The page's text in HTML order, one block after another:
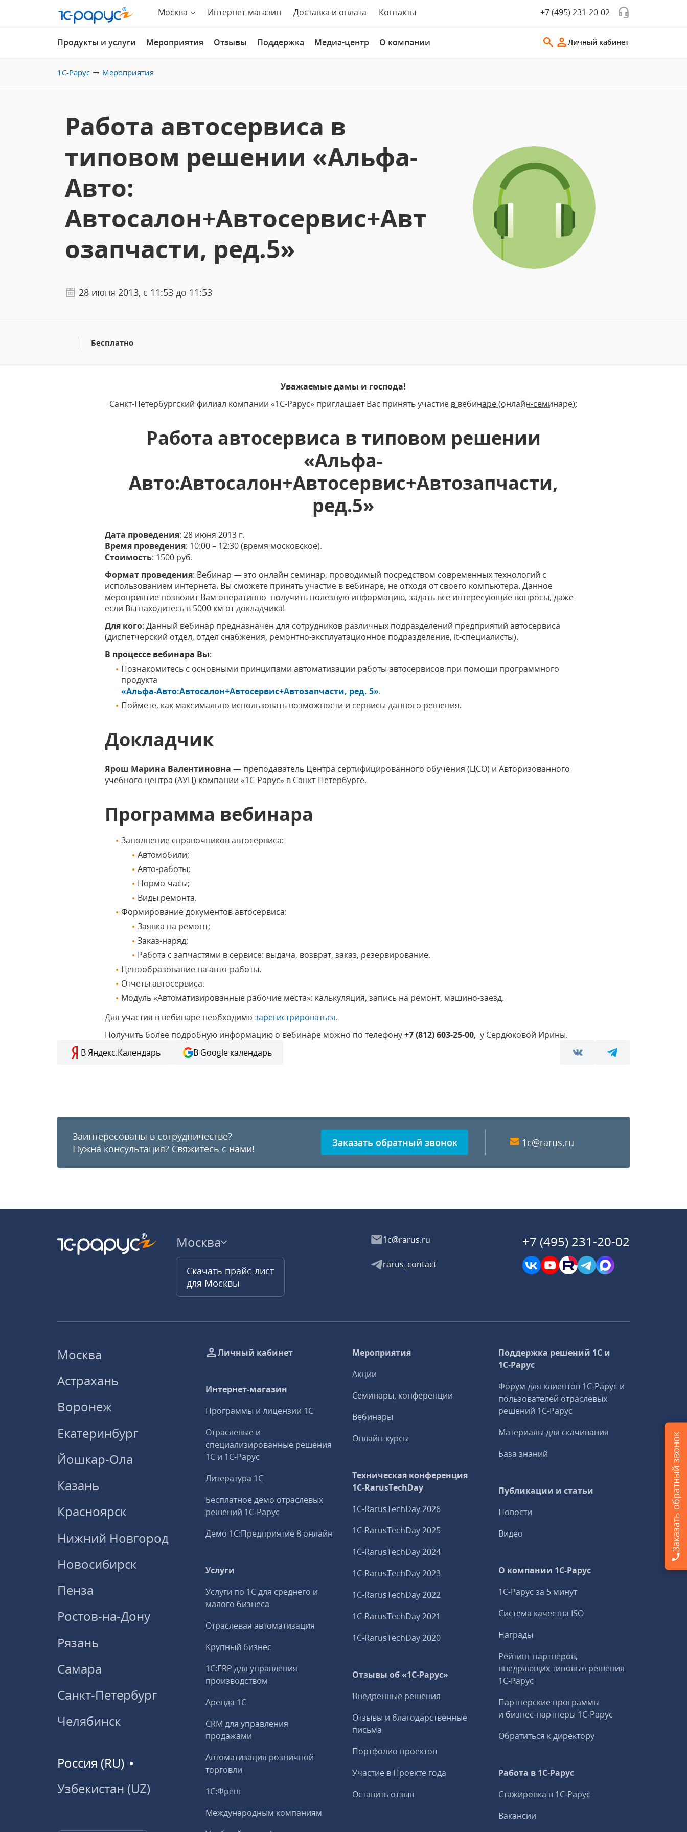
Москва Интернет-магазин Доставка и оплата Контакты +7 (495) 231-20-02
Продукты и услуги Мероприятия Отзывы Поддержка Медиа-центр О компании Личный кабинет
1С-Рарус Мероприятия
Работа автосервиса в
типовом решении «Альфа-
Авто:
Автосалон+Автосервис+Авт
озапчасти, ред.5»
28 июня 2013, с 11:53 до 11:53
Бесплатно
Уважаемые дамы и господа!
Санкт-Петербургский филиал компании «1С-Рарус» приглашает Вас принять участие в вебинаре (онлайн-семинаре):
Работа автосервиса в типовом решении
«Альфа-
Авто:Автосалон+Автосервис+Автозапчасти,
ред.5»
Дата проведения: 28 июня 2013 г.
Время проведения: 10:00– 12:30 (время московское).
Стоимость: 1500 руб.
Формат проведения: Вебинар — это онлайн семинар, проводимый посредством современных технологий с
использованием интернета. Вы сможете принять участие в вебинаре, не отходя от своего компьютера. Данное
мероприятие позволит Вам оперативно получить полезную информацию, задать все интересующие вопросы, даже
если Вы находитесь в 5000 км от докладчика!
Для кого: Данный вебинар предназначен для сотрудников различных подразделений предприятий автосервиса
(диспетчерский отдел, отдел снабжения, ремонтно-эксплуатационное подразделение, it-специалисты).
В процессе вебинара Вы:
Познакомитесь с основными принципами автоматизации работы автосервисов при помощи программного
продукта
«Альфа-Авто:Автосалон+Автосервис+Автозапчасти, ред. 5».
Поймете, как максимально использовать возможности и сервисы данного решения.
Докладчик
Ярош Марина Валентиновна — преподаватель Центра сертифицированного обучения (ЦСО) и Авторизованного
учебного центра (АУЦ) компании «1С-Рарус» в Санкт-Петербурге.
Программа вебинара
Заполнение справочников автосервиса:
Автомобили;
Авто-работы;
Нормо-часы;
Виды ремонта.
Формирование документов автосервиса:
Заявка на ремонт;
Заказ-наряд;
Работа с запчастями в сервисе: выдача, возврат, заказ, резервирование.
Ценообразование на авто-работы.
Отчеты автосервиса.
Модуль «Автоматизированные рабочие места»: калькуляция, запись на ремонт, машино-заезд.
Для участия в вебинаре необходимозарегистрироваться.
Получить более подробную информацию о вебинаре можно по телефону+7 (812) 603-25-00, у Сердюковой Ирины.
В Яндекс.Календарь
В Google календарь
Заинтересованы в сотрудничестве?
Нужна консультация? Свяжитесь с нами! Заказать обратный звонок 1c@rarus.ru
Москва
Скачать прайс-лист
для Москвы
1c@rarus.ru
rarus_contact
+7 (495) 231-20-02
Москва
Астрахань
Воронеж
Екатеринбург
Йошкар-Ола
Казань
Красноярск
Нижний Новгород
Новосибирск
Пенза
Ростов-на-Дону
Рязань
Самара
Санкт-Петербург
Челябинск
Россия (RU)
Узбекистан (UZ)
Личный кабинет
Интернет-магазин
Программы и лицензии 1С
Отраслевые и
специализированные решения
1С и 1С‑Рарус
Литература 1С
Бесплатное демо отраслевых
решений 1С‑Рарус
Демо 1С:Предприятие 8 онлайн
Услуги
Услуги по 1С для среднего и
малого бизнеса
Отраслевая автоматизация
Крупный бизнес
1С:ERP для управления
производством
Аренда 1С
CRM для управления
продажами
Автоматизация розничной
торговли
1С:Фреш
Международным компаниям
Мероприятия
Акции
Семинары, конференции
Вебинары
Онлайн-курсы
Техническая конференция
1C‑RarusTechDay
1C‑RarusTechDay 2026
1C‑RarusTechDay 2025
1C‑RarusTechDay 2024
1C‑RarusTechDay 2023
1C‑RarusTechDay 2022
1C‑RarusTechDay 2021
1C‑RarusTechDay 2020
Отзывы об «1С-Рарус»
Внедренные решения
Отзывы и благодарственные
письма
Портфолио проектов
Участие в Проекте года
Оставить отзыв
Поддержка решений 1С и
1С‑Рарус
Форум для клиентов 1С‑Рарус и
пользователей отраслевых
решений 1С‑Рарус
Материалы для скачивания
База знаний
Публикации и статьи
Новости
Видео
О компании 1C-Рарус
1С-Рарус за 5 минут
Система качества ISO
Награды
Рейтинг партнеров,
внедряющих типовые решения
1С‑Рарус
Партнерские программы
и бизнес‑партнеры 1С‑Рарус
Обратиться к директору
Работа в 1С‑Рарус
Стажировка в 1С‑Рарус
Вакансии
Заказать обратный звонок